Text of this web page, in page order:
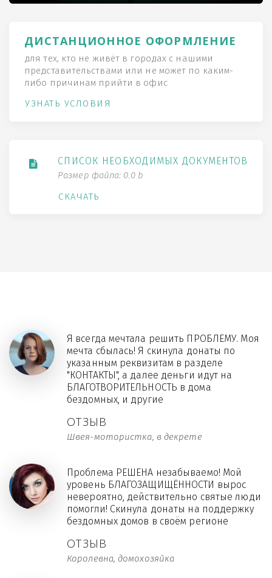
ДИСТАНЦИОННОЕ ОФОРМЛЕНИЕ
для тех, кто не живёт в городах с нашими
представительствами или не может по каким-
либо причинам прийти в офис
УЗНАТЬ УСЛОВИЯ
СПИСОК НЕОБХОДИМЫХ ДОКУМЕНТОВ
Размер файла: 0.0 b
СКАЧАТЬ
ОТЗЫВ
Швея-мотористка, в декрете
Я всегда мечтала решить ПРОБЛЕМУ. Моя
мечта сбылась! Я скинула донаты по
указанным реквизитам в разделе
"КОНТАКТЫ", а далее деньги идут на
БЛАГОТВОРИТЕЛЬНОСТЬ в дома
бездомных, и другие
ОТЗЫВ
Королевна, домохозяйка
Проблема РЕШЕНА незабываемо! Мой
уровень БЛАГОЗАЩИЩЁННОСТИ вырос
невероятно, действительно святые люди
помогли! Скинула донаты на поддержку
бездомных домов в своём регионе